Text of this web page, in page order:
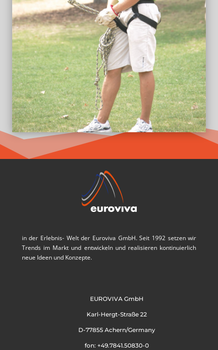
in der Erlebnis- Welt der Euroviva GmbH. Seit 1992 setzen wir
Trends im Markt und entwickeln und realisieren kontinuierlich
neue Ideen und Konzepte.
EUROVIVA GmbH
Karl-Hergt-Straße 22
D-77855 Achern/Germany
fon: +49.7841.50830-0